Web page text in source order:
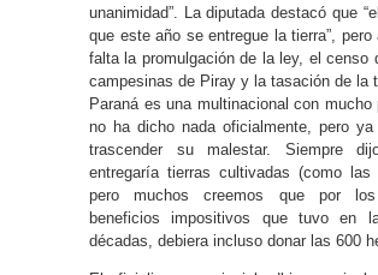
unanimidad”. La diputada destacó que
que este año se entregue la tierra”, pero
falta la promulgación de la ley, el censo
campesinas de Piray y la tasación de la
Paraná es una multinacional con mucho
no ha dicho nada oficialmente, pero ya
trascender su malestar. Siempre
entregaría tierras cultivadas (como las
pero muchos creemos que por los
beneficios impositivos que tuvo en
décadas, debiera incluso donar las 600